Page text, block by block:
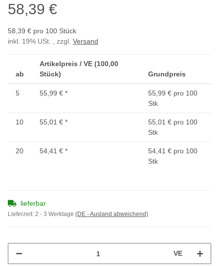
58,39 €
58,39 € pro 100 Stück
inkl. 19% USt. , zzgl. Versand
ab
Artikelpreis / VE (100,00
Stück)
Grundpreis
5 55,99 € *
55,99 € pro 100
Stk
10 55,01 € *
55,01 € pro 100
Stk
20 54,41 € *
54,41 € pro 100
Stk
lieferbar
Lieferzeit: 2 - 3 Werktage (DE - Ausland abweichend)
VE